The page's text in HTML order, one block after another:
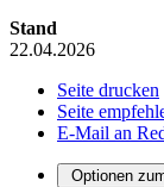
Stand
22.04.2026
Seite drucken
Seite
E-Mail an
Optionen